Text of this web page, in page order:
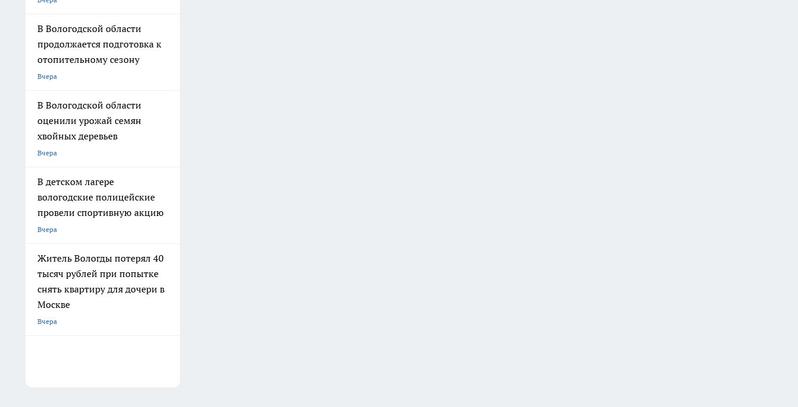
В Вологодской области
продолжается подготовка к
отопительному сезону
Вчера
В Вологодской области
оценили урожай семян
хвойных деревьев
Вчера
В детском лагере
вологодские полицейские
провели спортивную акцию
Вчера
Житель Вологды потерял 40
тысяч рублей при попытке
снять квартиру для дочери в
Москве
Вчера